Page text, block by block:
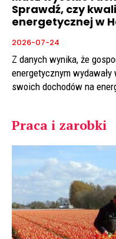
Sprawdź, czy
energetycznej w
2026-07-24
Z danych wynika, że
energetycznym
swoich dochodów na
Praca i zarobki